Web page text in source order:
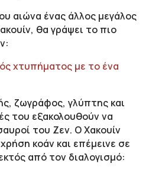
αιώνα ένας άλλος μεγάλος
θα γράψει το πιο
χτυπήματος με το ένα
ζωγράφος, γλύπτης και
του εξακολουθούν να
του Ζεν. Ο Χακουίν
κοάν και επέμεινε σε
από τον διαλογισμό: